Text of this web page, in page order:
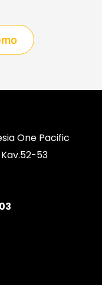
One Pacific
Kav.52-53